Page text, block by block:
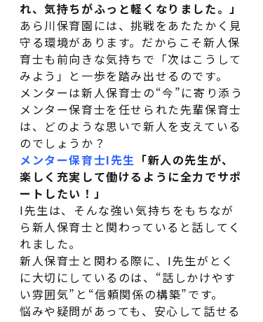
れ、気持ちがふっと軽くなりました。」
あら川保育園には、挑戦をあたたかく見
守る環境があります。だからこそ新人保
育士も前向きな気持ちで「次はこうして
みよう」と一歩を踏み出せるのです。
メンターは新人保育士の“今”に寄り添う
メンター保育士を任せられた先輩保育士
は、どのような思いで新人を支えている
のでしょうか？
メンター保育士I先生 「新人の先生が、
楽しく充実して働けるように全力でサポ
ートしたい！」
I先生は、そんな強い気持ちをもちなが
ら新人保育士と関わっていると話してく
れました。
新人保育士と関わる際に、I先生がとく
に大切にしているのは、“話しかけやす
い雰囲気”と“信頼関係の構築”です。
悩みや疑問があっても、安心して話せる